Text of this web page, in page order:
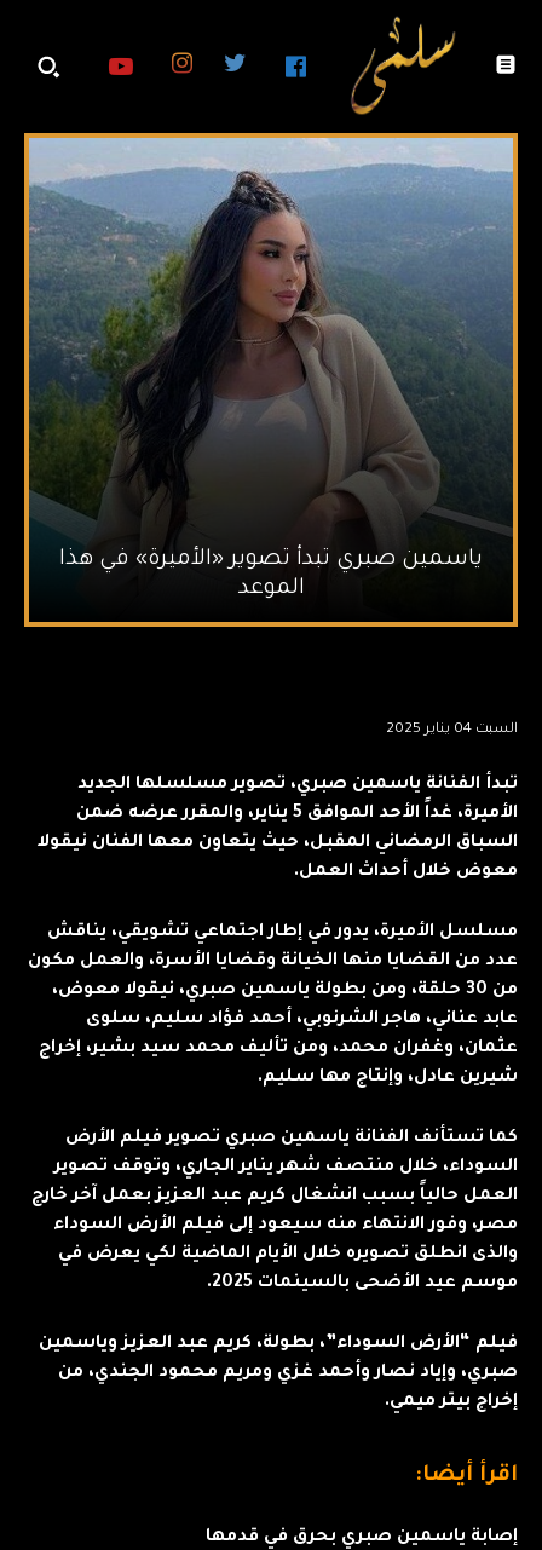
ياسمين صبري تبدأ تصوير «الأميرة» في هذا
الموعد
السبت 04 يناير 2025
تبدأ الفنانة ياسمين صبري، تصوير مسلسلها الجديد
الأميرة، غداً الأحد الموافق 5 يناير، والمقرر عرضه ضمن
السباق الرمضاني المقبل، حيث يتعاون معها الفنان نيقولا
معوض خلال أحداث العمل.
مسلسل الأميرة، يدور في إطار اجتماعي تشويقي، يناقش
عدد من القضايا منها الخيانة وقضايا الأسرة، والعمل مكون
من 30 حلقة، ومن بطولة ياسمين صبري، نيقولا معوض،
عابد عناني، هاجر الشرنوبي، أحمد فؤاد سليم، سلوى
عثمان، وغفران محمد، ومن تأليف محمد سيد بشير، إخراج
شيرين عادل، وإنتاج مها سليم.
كما تستأنف الفنانة ياسمين صبري تصوير فيلم الأرض
السوداء، خلال منتصف شهر يناير الجاري، وتوقف تصوير
العمل حالياً بسبب انشغال كريم عبد العزيز بعمل آخر خارج
مصر، وفور الانتهاء منه سيعود إلى فيلم الأرض السوداء
والذى انطلق تصويره خلال الأيام الماضية لكي يعرض في
موسم عيد الأضحى بالسينمات 2025.
فيلم “الأرض السوداء”، بطولة، كريم عبد العزيز وياسمين
صبري، وإياد نصار وأحمد غزي ومريم محمود الجندي، من
إخراج بيتر ميمي.
اقرأ أيضا:
إصابة ياسمين صبري بحرق في قدمها